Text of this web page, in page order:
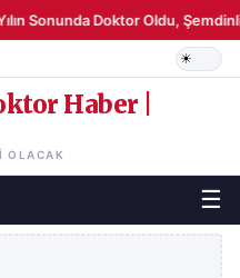
Sonunda Doktor Oldu,
Haber |
OLACAK
☰